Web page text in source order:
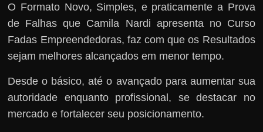
O Formato Novo, Simples, e praticamente a Prova
de Falhas que Camila Nardi apresenta no Curso
Fadas Empreendedoras, faz com que os Resultados
sejam melhores alcançados em menor tempo.
Desde o básico, até o avançado para aumentar sua
autoridade enquanto profissional, se destacar no
mercado e fortalecer seu posicionamento.